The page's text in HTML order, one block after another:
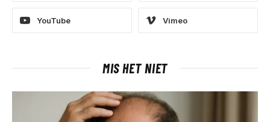
YouTube Vimeo
MIS HET NIET